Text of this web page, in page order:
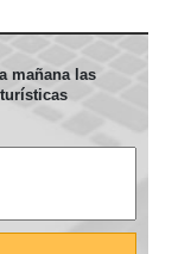
mañana las